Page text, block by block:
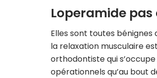
Loperamide
Elles sont toutes
la relaxation musculaire
orthodontiste qui
opérationnels qu’au bout